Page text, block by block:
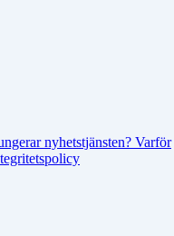
nyhetstjänsten? Varför